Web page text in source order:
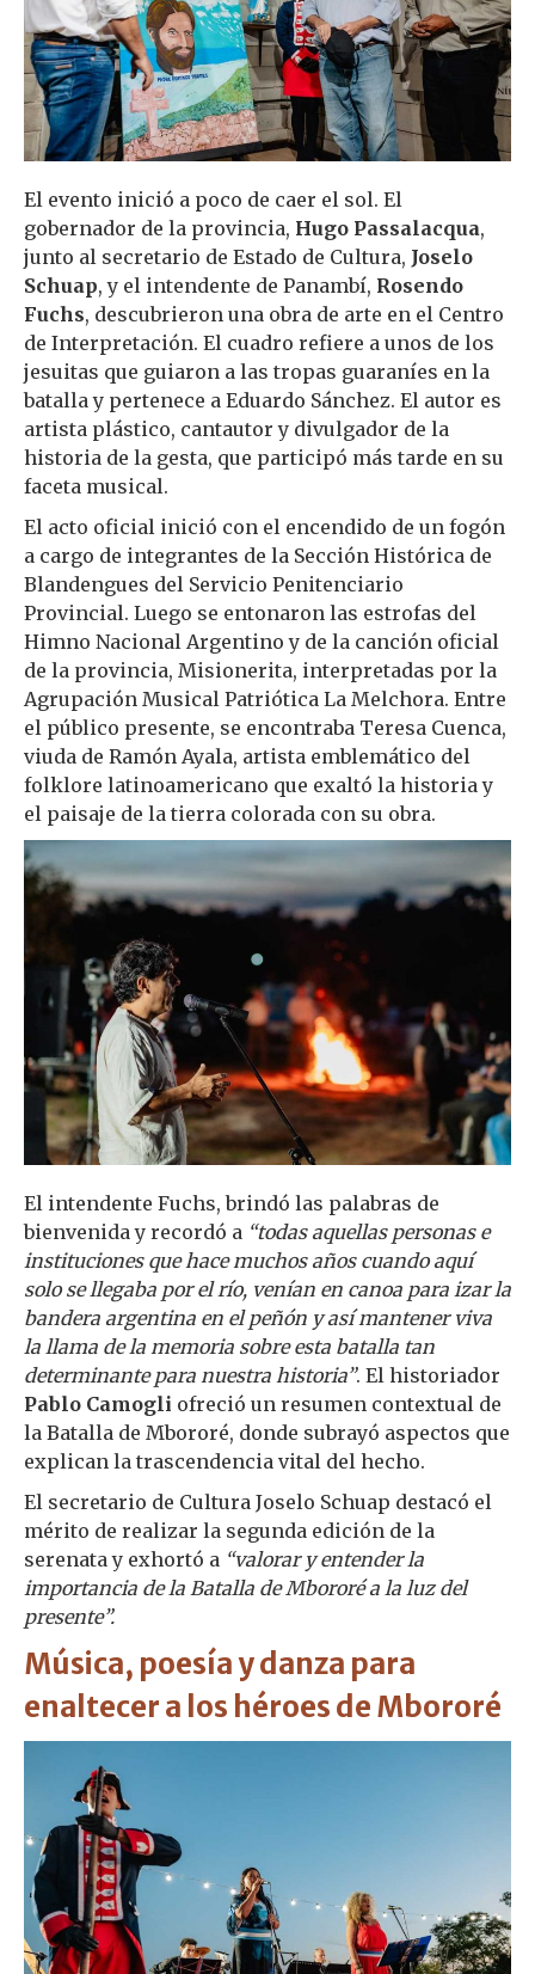
El evento inició a poco de caer el sol. El
gobernador de la provincia, Hugo Passalacqua,
junto al secretario de Estado de Cultura, Joselo
Schuap, y el intendente de Panambí, Rosendo
Fuchs, descubrieron una obra de arte en el Centro
de Interpretación. El cuadro refiere a unos de los
jesuitas que guiaron a las tropas guaraníes en la
batalla y pertenece a Eduardo Sánchez. El autor es
artista plástico, cantautor y divulgador de la
historia de la gesta, que participó más tarde en su
faceta musical.
El acto oficial inició con el encendido de un fogón
a cargo de integrantes de la Sección Histórica de
Blandengues del Servicio Penitenciario
Provincial. Luego se entonaron las estrofas del
Himno Nacional Argentino y de la canción oficial
de la provincia, Misionerita, interpretadas por la
Agrupación Musical Patriótica La Melchora. Entre
el público presente, se encontraba Teresa Cuenca,
viuda de Ramón Ayala, artista emblemático del
folklore latinoamericano que exaltó la historia y
el paisaje de la tierra colorada con su obra.
El intendente Fuchs, brindó las palabras de
bienvenida y recordó a “todas aquellas personas e
instituciones que hace muchos años cuando aquí
solo se llegaba por el río, venían en canoa para izar la
bandera argentina en el peñón y así mantener viva
la llama de la memoria sobre esta batalla tan
determinante para nuestra historia”. El historiador
Pablo Camogli ofreció un resumen contextual de
la Batalla de Mbororé, donde subrayó aspectos que
explican la trascendencia vital del hecho.
El secretario de Cultura Joselo Schuap destacó el
mérito de realizar la segunda edición de la
serenata y exhortó a “valorar y entender la
importancia de la Batalla de Mbororé a la luz del
presente”.
Música, poesía y danza para
enaltecer a los héroes de Mbororé